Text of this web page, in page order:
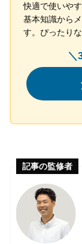
快適で使いや
基本知識から
す。ぴったり
＼
記事の監修者